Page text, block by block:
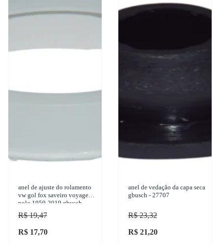
anel de ajuste do rolamento
vw gol fox saveiro voyage
polo 1959-2019 gbusch -
39712
R$ 19,47
R$ 17,70
anel de vedação da capa seca
gbusch - 27707
R$ 23,32
R$ 21,20